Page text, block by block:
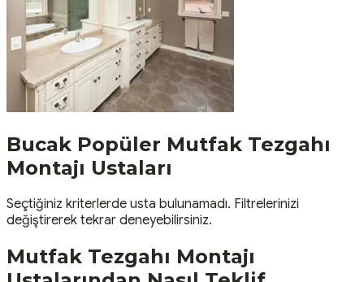
Bucak Popüler Mutfak Tezgahı
Montajı Ustaları
Seçtiğiniz kriterlerde usta bulunamadı. Filtrelerinizi
değiştirerek tekrar deneyebilirsiniz.
Mutfak Tezgahı Montajı